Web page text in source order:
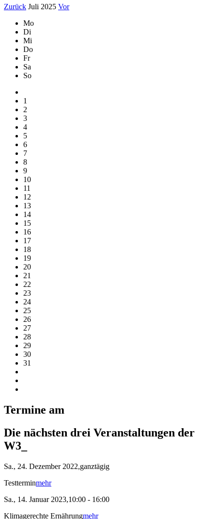
Zurück Juli 2025 Vor
Mo
Di
Mi
Do
Fr
Sa
So
1
2
3
4
5
6
7
8
9
10
11
12
13
14
15
16
17
18
19
20
21
22
23
24
25
26
27
28
29
30
31
Termine am
Die nächsten drei Veranstaltungen der
W3_
Sa., 24. Dezember 2022,ganztägig
Testterminmehr
Sa., 14. Januar 2023,10:00 - 16:00
Klimagerechte Ernährungmehr